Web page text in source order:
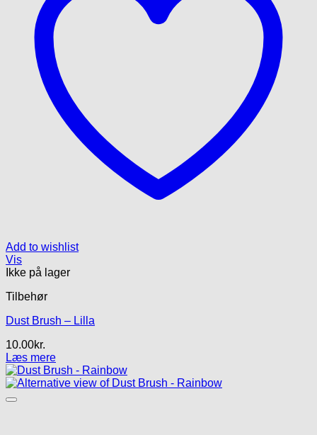
Add to wishlist
Vis
Ikke på lager
Tilbehør
Dust Brush – Lilla
10.00kr.
Læs mere